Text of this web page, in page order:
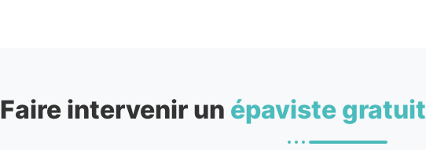
Faire intervenir un épaviste gratuit